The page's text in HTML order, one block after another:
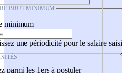
BRUT MINIMUM
minimum
une périodicité pour le salaire saisi
parmi les 1ers à postuler